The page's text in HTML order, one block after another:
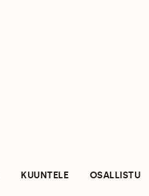
KUUNTELE OSALLISTU